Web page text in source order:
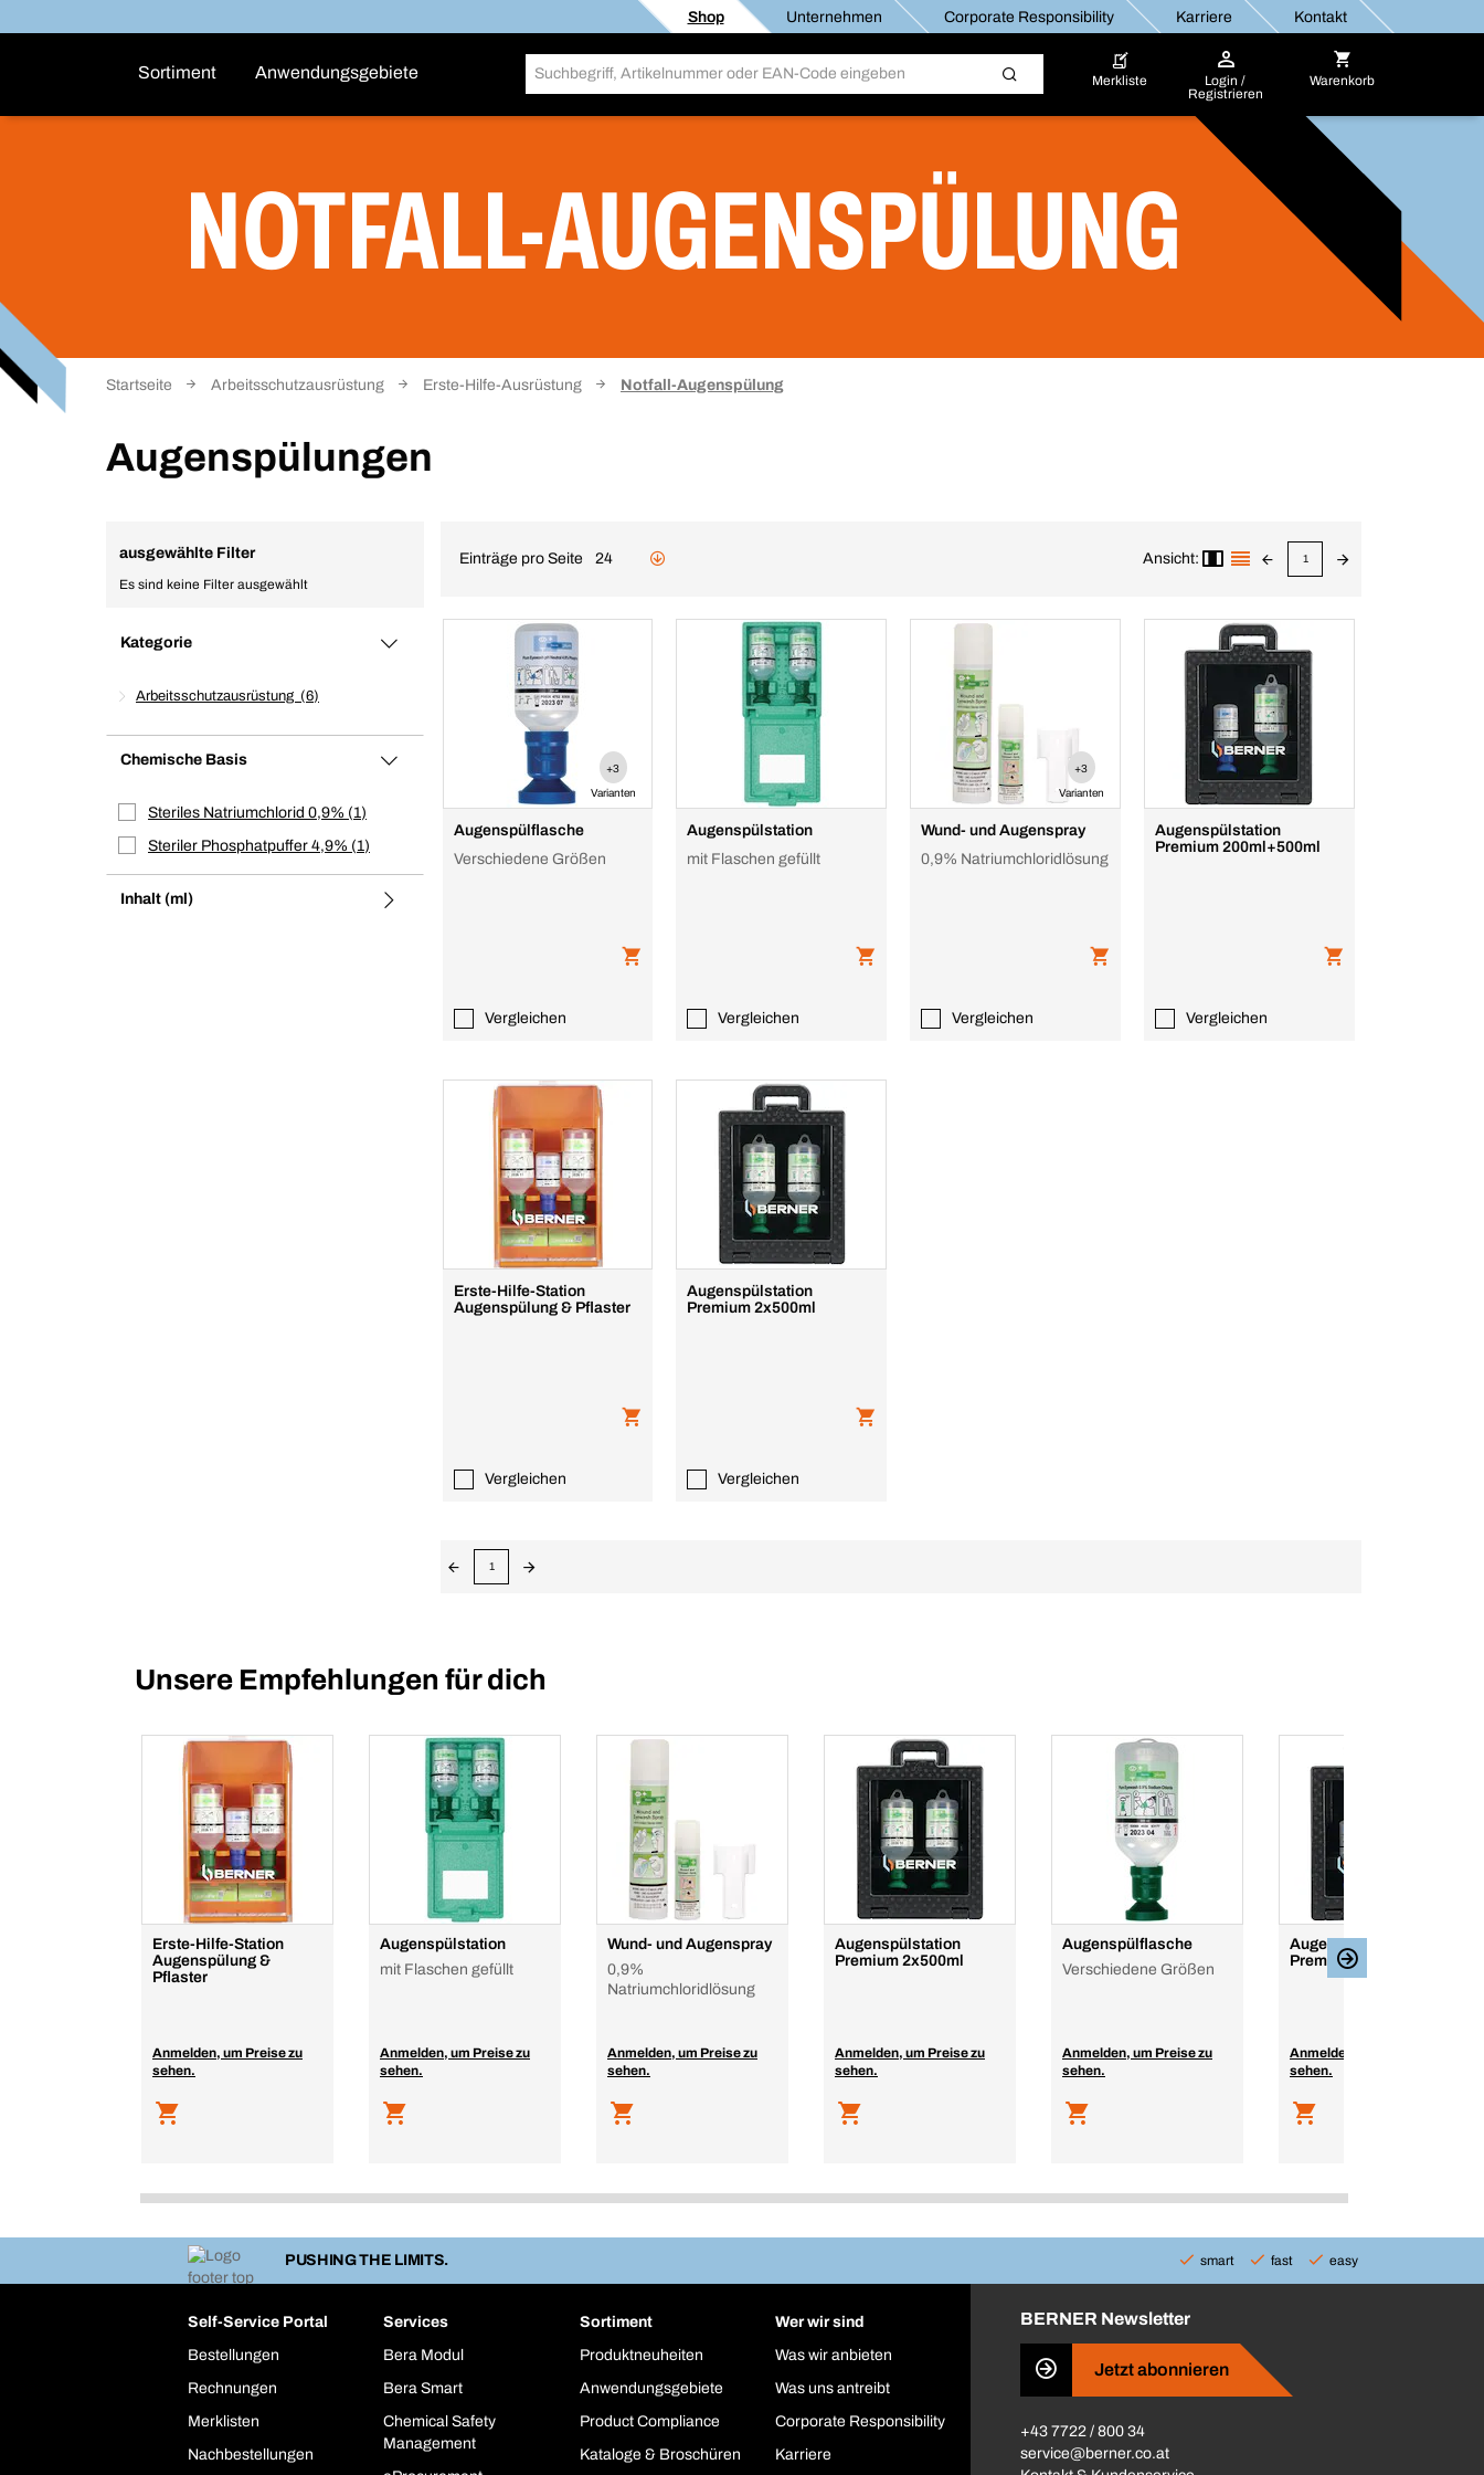
Shop Unternehmen Corporate Responsibility Karriere Kontakt
Sortiment Anwendungsgebiete Merkliste
Login /
Registrieren
Warenkorb
NOTFALL-AUGENSPÜLUNG
Startseite Arbeitsschutzausrüstung Erste-Hilfe-Ausrüstung Notfall-Augenspülung
Augenspülungen
ausgewählte Filter
Es sind keine Filter ausgewählt
Kategorie
Arbeitsschutzausrüstung 6
Chemische Basis
Steriles Natriumchlorid 0,9%
1
Steriler Phosphatpuffer 4,9%
1
Inhalt (ml)
Einträge pro Seite 24 Ansicht: 1
+3
Varianten
Augenspülflasche
Verschiedene Größen
Vergleichen
Augenspülstation
mit Flaschen gefüllt
Vergleichen
+3
Varianten
Wund- und Augenspray
0,9% Natriumchloridlösung
Vergleichen
Augenspülstation
Premium 200ml+500ml
Vergleichen
Erste-Hilfe-Station
Augenspülung & Pflaster
Vergleichen
Augenspülstation
Premium 2x500ml
Vergleichen
1
Unsere Empfehlungen für dich
Erste-Hilfe-Station
Augenspülung &
Pflaster
Anmelden, um Preise zu
sehen.
Augenspülstation
mit Flaschen gefüllt
Anmelden, um Preise zu
sehen.
Wund- und Augenspray
0,9%
Natriumchloridlösung
Anmelden, um Preise zu
sehen.
Augenspülstation
Premium 2x500ml
Anmelden, um Preise zu
sehen.
Augenspülflasche
Verschiedene Größen
Anmelden, um Preise zu
sehen.
Augenspülstation
Premium 200ml+500ml
Anmelden, um Preise zu
sehen.
PUSHING THE LIMITS. smart fast easy
Self-Service Portal
Bestellungen
Rechnungen
Merklisten
Nachbestellungen
Services
Bera Modul
Bera Smart
Chemical Safety
Management
Sortiment
Produktneuheiten
Anwendungsgebiete
Product Compliance
Kataloge & Broschüren
Wer wir sind
Was wir anbieten
Was uns antreibt
Corporate Responsibility
Karriere
BERNER Newsletter
Jetzt abonnieren
+43 7722 / 800 34
service@berner.co.at